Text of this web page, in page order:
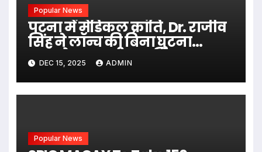
Popular News
पटना में मेडिकल क्रांति, Dr. राजीव
सिंह ने लॉन्च की बिना घुटना
प्रत्यारोपण वाली आधुनिक
तकनीक
DEC 15, 2025 ADMIN
Popular News